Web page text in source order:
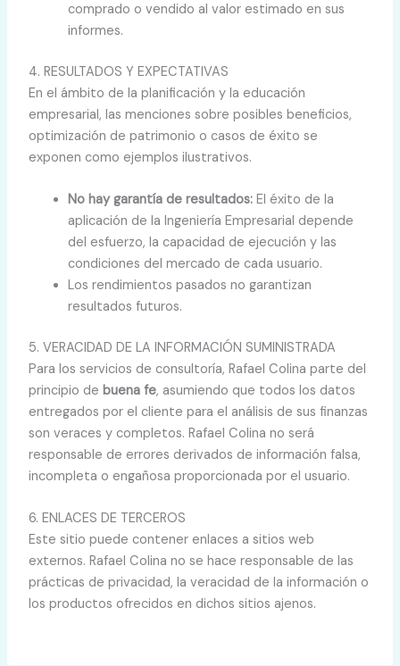
comprado o vendido al valor estimado en sus
informes.
4. RESULTADOS Y EXPECTATIVAS
En el ámbito de la planificación y la educación
empresarial, las menciones sobre posibles beneficios,
optimización de patrimonio o casos de éxito se
exponen como ejemplos ilustrativos.
No hay garantía de resultados: El éxito de la
aplicación de la Ingeniería Empresarial depende
del esfuerzo, la capacidad de ejecución y las
condiciones del mercado de cada usuario.
Los rendimientos pasados no garantizan
resultados futuros.
5. VERACIDAD DE LA INFORMACIÓN SUMINISTRADA
Para los servicios de consultoría, Rafael Colina parte del
principio debuena fe, asumiendo que todos los datos
entregados por el cliente para el análisis de sus finanzas
son veraces y completos. Rafael Colina no será
responsable de errores derivados de información falsa,
incompleta o engañosa proporcionada por el usuario.
6. ENLACES DE TERCEROS
Este sitio puede contener enlaces a sitios web
externos. Rafael Colina no se hace responsable de las
prácticas de privacidad, la veracidad de la información o
los productos ofrecidos en dichos sitios ajenos.